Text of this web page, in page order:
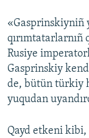
«Gasprinskiyniñ
qırımtatarlarnıñ
Rusiye
Gasprinskiy
de, bütün türkiy
yuqudan
Qayd etkeni kibi,